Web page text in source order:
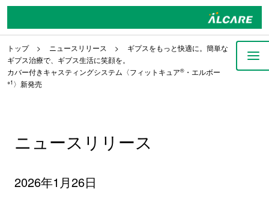
トップ ニュースリリース
ギプスをもっと快適に。簡単な
ギプス治療で、ギプス生活に笑顔を。
カバー付きキャスティングシステム〈フィットキュア®・エルボー
※1〉新発売
ニュースリリース
2026年1月26日